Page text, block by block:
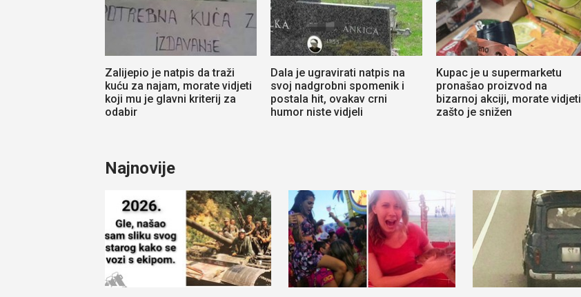
Zalijepio je natpis da traži
kuću za najam, morate vidjeti
koji mu je glavni kriterij za
odabir
Dala je ugravirati natpis na
svoj nadgrobni spomenik i
postala hit, ovakav crni
humor niste vidjeli
Kupac je u supermarketu
pronašao proizvod na
bizarnoj akciji, morate vidjeti
zašto je snižen
Najnovije